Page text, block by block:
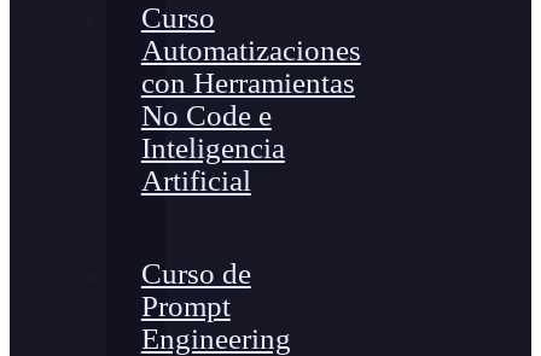
Curso
Automatizaciones
con Herramientas
No Code e
Inteligencia
Artificial
Curso de
Prompt
Engineering